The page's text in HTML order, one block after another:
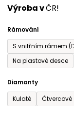
Výroba vČR!
Rámování
S vnitřním rámem
Na plastové desce
Diamanty
Kulaté
Čtvercové